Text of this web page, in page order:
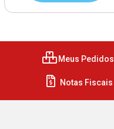
Meus Pedidos
Notas Fiscais